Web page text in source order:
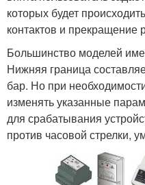
которых будет
контактов и прекращение
Большинство моделей
Нижняя граница
бар. Но при
изменять указанные
для срабатывания
против часовой стрелки,